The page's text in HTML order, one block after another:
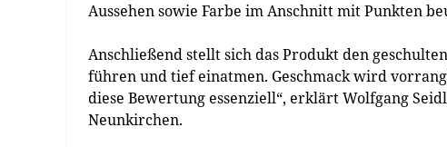
Aussehen sowie Farbe im Anschnitt mit Punkten
Anschließend stellt sich das Produkt den
führen und tief einatmen. Geschmack wird
diese Bewertung essenziell“, erklärt Wolfgang
Neunkirchen.